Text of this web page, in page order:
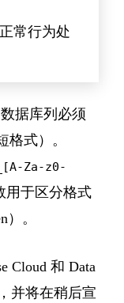
常行为处
据库列必须
格式）。
Za-z0-
用于区分格式
。
Cloud 和 Data
并将在稍后宣